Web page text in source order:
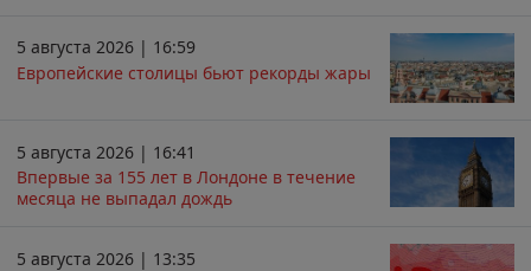
5 августа 2026 | 16:59
Европейские столицы бьют рекорды жары
5 августа 2026 | 16:41
Впервые за 155 лет в Лондоне в течение
месяца не выпадал дождь
5 августа 2026 | 13:35